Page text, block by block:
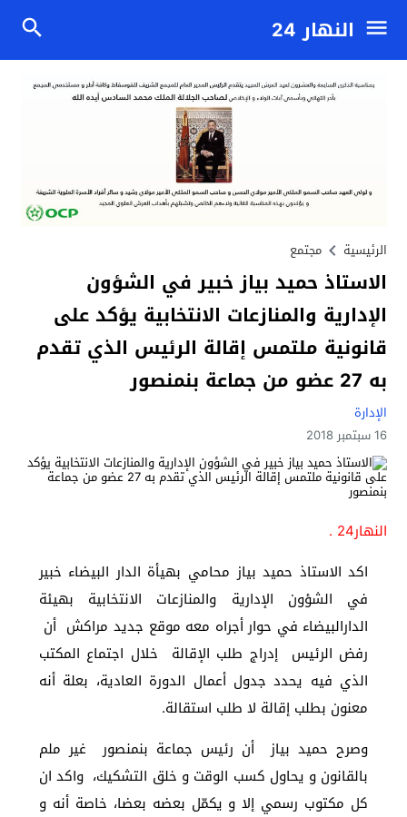
النهار 24
الرئيسية مجتمع
الاستاذ حميد بياز خبير في الشؤون
الإدارية والمنازعات الانتخابية يؤكد على
قانونية ملتمس إقالة الرئيس الذي تقدم
به 27 عضو من جماعة بنمنصور
الإدارة
16 سبتمبر 2018
النهار24 .
اكد الاستاذ حميد بياز محامي بهيأة الدار البيضاء خبير
في الشؤون الإدارية والمنازعات الانتخابية بهيئة
الدارالبيضاء في حوار أجراه معه موقع جديد مراكش أن
رفض الرئيس إدراج طلب الإقالة خلال اجتماع المكتب
الذي فيه يحدد جدول أعمال الدورة العادية، بعلة أنه
معنون بطلب إقالة لا طلب استقالة.
وصرح حميد بياز أن رئيس جماعة بنمنصور غير ملم
بالقانون و يحاول كسب الوقت و خلق التشكيك، واكد ان
كل مكتوب رسمي إلا و يكمّل بعضه بعضا، خاصة أنه و